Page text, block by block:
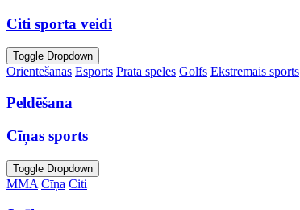
Citi sporta veidi
Toggle Dropdown
Orientēšanās Esports Prāta spēles Golfs Ekstrēmais sports
Peldēšana
Cīņas sports
Toggle Dropdown
MMA Cīņa Citi